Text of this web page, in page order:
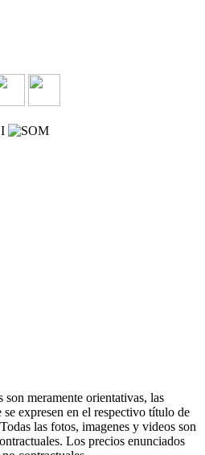
son meramente orientativas, las
se expresen en el respectivo título de
las fotos, imagenes y videos son
Los precios enunciados